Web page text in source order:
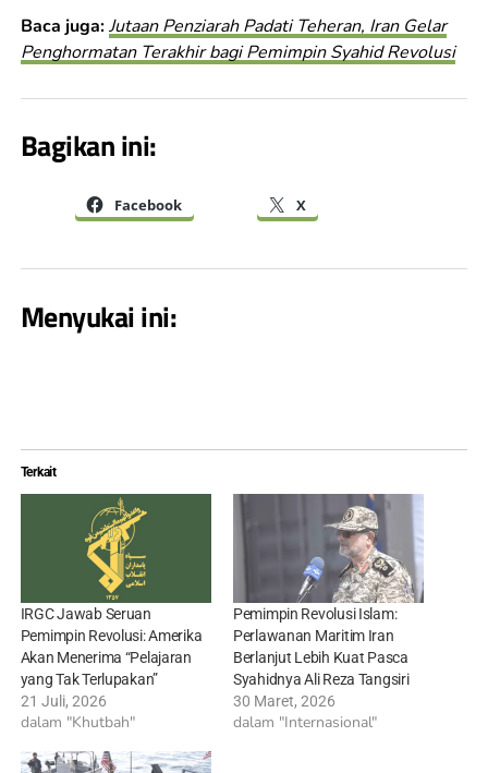
Baca juga:Jutaan Penziarah Padati Teheran, Iran Gelar
Penghormatan Terakhir bagi Pemimpin Syahid Revolusi
Bagikan ini:
Facebook X
Menyukai ini:
Terkait
IRGC Jawab Seruan
Pemimpin Revolusi: Amerika
Akan Menerima “Pelajaran
yang Tak Terlupakan”
21 Juli, 2026
dalam "Khutbah"
Pemimpin Revolusi Islam:
Perlawanan Maritim Iran
Berlanjut Lebih Kuat Pasca
Syahidnya Ali Reza Tangsiri
30 Maret, 2026
dalam "Internasional"